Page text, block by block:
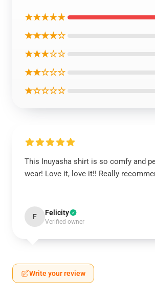
★★★★★
★★★★☆
★★★☆☆
★★☆☆☆
★☆☆☆☆
This Inuyasha shirt is so comfy and
wear! Love it, love it!! Really
F Felicity
Verified owner
Write your review